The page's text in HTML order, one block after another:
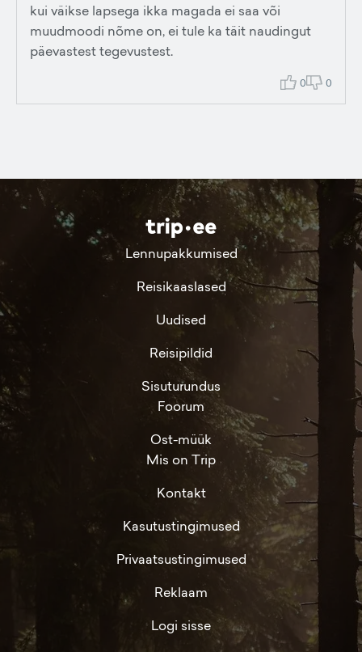
kui väikse lapsega ikka magada ei saa või
muudmoodi nõme on, ei tule ka täit naudingut
päevastest tegevustest.
0 0
Lennupakkumised
Reisikaaslased
Uudised
Reisipildid
Sisuturundus
Foorum
Ost-müük
Mis on Trip
Kontakt
Kasutustingimused
Privaatsustingimused
Reklaam
Logi sisse